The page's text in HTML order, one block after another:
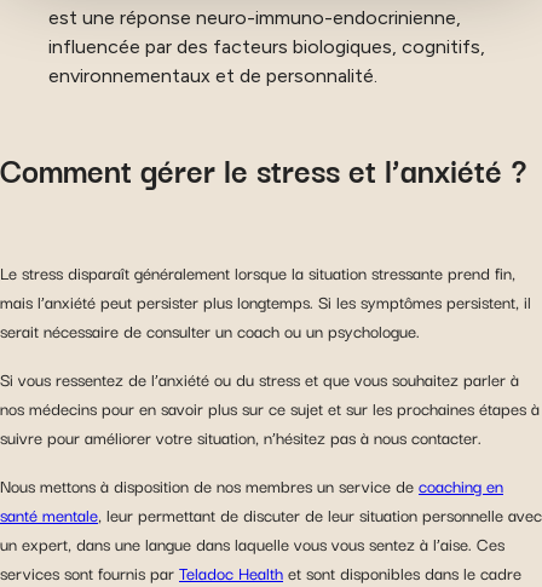
vos choix. Mesurer l'audience en suivant le nombre de
visiteurs et en comprenant comment vous arrivez sur
notre site. Proposer des offres et services personnalisés
et en suivre les performances. Partager des informations
est une réponse neuro-immuno-endocrinienne,
influencée par des facteurs biologiques, cognitifs,
environnementaux et de personnalité.
Comment gérer le stress et l’anxiété ?
Le stress disparaît généralement lorsque la situation stressante prend fin,
mais l’anxiété peut persister plus longtemps. Si les symptômes persistent, il
serait nécessaire de consulter un coach ou un psychologue.
Si vous ressentez de l’anxiété ou du stress et que vous souhaitez parler à
nos médecins pour en savoir plus sur ce sujet et sur les prochaines étapes à
suivre pour améliorer votre situation, n’hésitez pas à nous contacter.
Nous mettons à disposition de nos membres un service decoaching en
santé mentale, leur permettant de discuter de leur situation personnelle avec
un expert, dans une langue dans laquelle vous vous sentez à l’aise. Ces
services sont fournis parTeladoc Healthet sont disponibles dans le cadre